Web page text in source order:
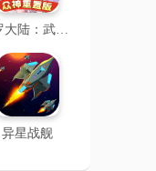
斗罗大陆：武魂觉醒-2
异星战舰